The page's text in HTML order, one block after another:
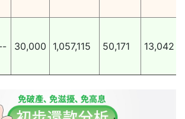
30,000 1,057,115 50,171 13,042